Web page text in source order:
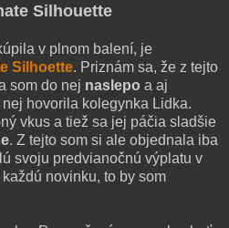
Silhouette
v plnom balení, je
Silhoette. Priznám sa, že z tejto
som do nej naslepo a aj
hovorila kolegynka Lidka.
vkus a tiež sa jej páčia sladšie
. Z tejto som si ale objednala iba
svoju predvianočnú výplatu v
novinku, to by som